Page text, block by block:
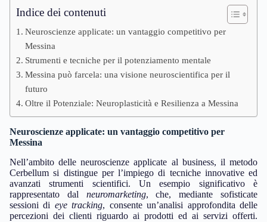
Indice dei contenuti
Neuroscienze applicate: un vantaggio competitivo per
Messina
Strumenti e tecniche per il potenziamento mentale
Messina può farcela: una visione neuroscientifica per il
futuro
Oltre il Potenziale: Neuroplasticità e Resilienza a Messina
Neuroscienze applicate: un vantaggio competitivo per
Messina
Nell’ambito delle neuroscienze applicate al business, il metodo
Cerbellum si distingue per l’impiego di tecniche innovative ed
avanzati strumenti scientifici. Un esempio significativo è
rappresentato dal neuromarketing, che, mediante sofisticate
sessioni di eye tracking, consente un’analisi approfondita delle
percezioni dei clienti riguardo ai prodotti ed ai servizi offerti.